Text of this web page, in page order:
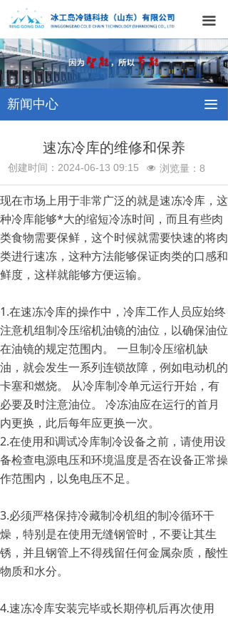
끀
网站首页
关于我们
产品中心
工程案例
新闻中心
联系我们
끀
新闻中心
速冻冷库的维修和保养
创建时间： 2024-06-13 09:15 넶 浏览量： 8
现在市场上用于非常广泛的就是速冻冷库，这
种冷库能够*大的缩短冷冻时间，而且有些肉
类食物需要保鲜，这个时候就需要快速的将肉
类进行速冻，这种方法能够保证肉类的口感和
鲜度，这样就能够方便运输。
1.在速冻冷库的操作中，冷库工作人员应始终
注意机组制冷压缩机油镜的油位，以确保油位
在油镜的规定范围内。 一旦制冷压缩机缺
油，就会发生一系列连锁故障，例如电动机的
卡塞和燃烧。 从冷库制冷单元运行开始，有
必要及时注意油位。 冷冻油应在运行的首月
内更换，此后每年应更换一次。
2.在使用和调试冷库制冷设备之前，请使用设
备检查电源电压和环境温度是否在设备正常操
作范围内，以免电压不足。
3.必须严格保持冷藏制冷机组的制冷循环干
燥，特别是在使用无缝钢管时，不要让其生
锈，并且钢管上不得残留任何金属杂质，酸性
物质和水分。
4.速冻冷库安装完毕或长期停机后再次使用